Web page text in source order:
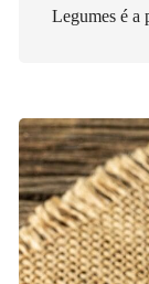
Legumes é a